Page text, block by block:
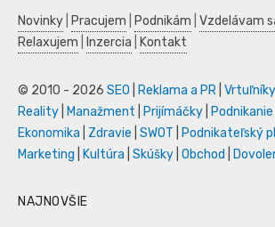
Novinky Pracujem Podnikám Vzdelávam
Relaxujem
Inzercia Kontakt
© 2010 - 2026 SEO Reklama a PR Vrtuľníky
Reality
Manažment Prijímáčky Podnikanie
Ekonomika
Zdravie SWOT Podnikateľský
Marketing
Kultúra Skúšky Obchod
NAJNOVŠIE